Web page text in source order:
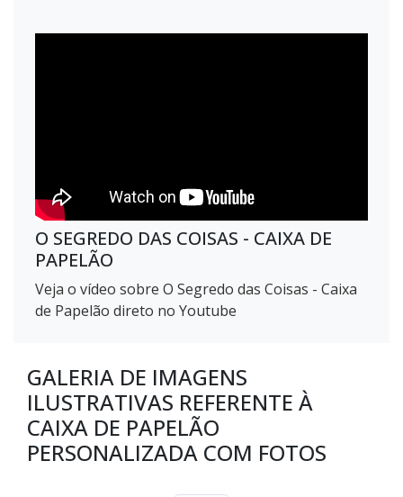
O SEGREDO DAS COISAS - CAIXA DE
PAPELÃO
Veja o vídeo sobre O Segredo das Coisas - Caixa
de Papelão direto no Youtube
GALERIA DE IMAGENS
ILUSTRATIVAS REFERENTE À
CAIXA DE PAPELÃO
PERSONALIZADA COM FOTOS